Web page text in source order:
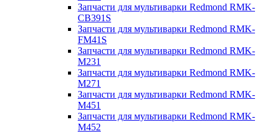
Запчасти для мультиварки Redmond RMK-
CB391S
Запчасти для мультиварки Redmond RMK-
FM41S
Запчасти для мультиварки Redmond RMK-
M231
Запчасти для мультиварки Redmond RMK-
M271
Запчасти для мультиварки Redmond RMK-
M451
Запчасти для мультиварки Redmond RMK-
M452